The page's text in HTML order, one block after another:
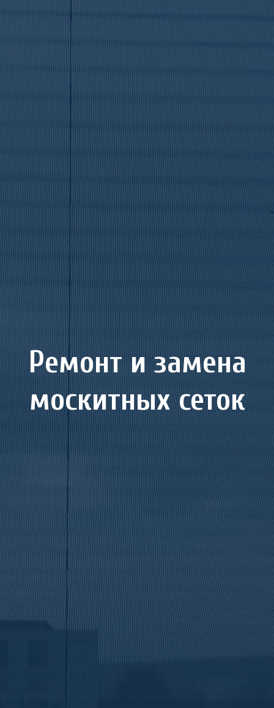
Ремонт и замена
москитных сеток